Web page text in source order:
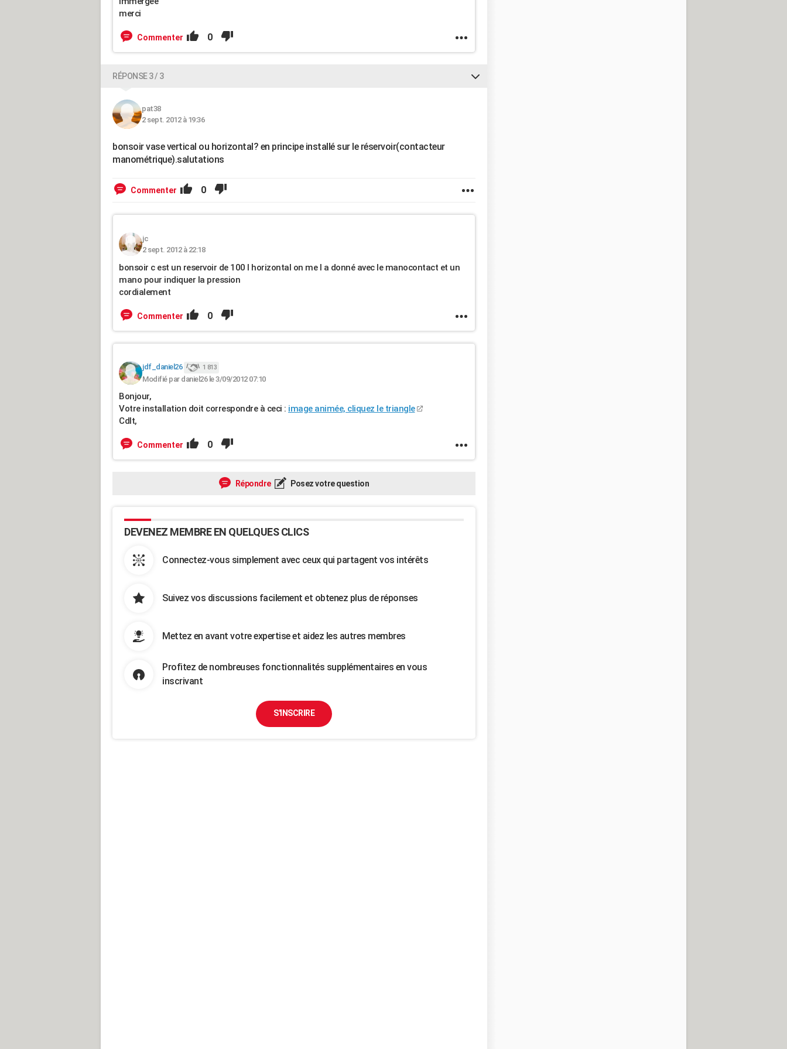
merci
Commenter 0
RÉPONSE 3 / 3
pat38
2 sept. 2012 à 19:36
bonsoir vase vertical ou horizontal? en principe installé sur le réservoir(contacteur
manométrique).salutations
Commenter 0
jc
2 sept. 2012 à 22:18
bonsoir c est un reservoir de 100 l horizontal on me l a donné avec le manocontact et un
mano pour indiquer la pression
cordialement
Commenter 0
jdf_daniel26 1 813
Modifié par daniel26 le 3/09/2012 07:10
Bonjour,
Votre installation doit correspondre à ceci : image animée, cliquez le triangle
Cdlt,
Commenter 0
Répondre Posez votre question
DEVENEZ MEMBRE EN QUELQUES CLICS
Connectez-vous simplement avec ceux qui partagent vos intérêts
Suivez vos discussions facilement et obtenez plus de réponses
Mettez en avant votre expertise et aidez les autres membres
Profitez de nombreuses fonctionnalités supplémentaires en vous
inscrivant
S'INSCRIRE